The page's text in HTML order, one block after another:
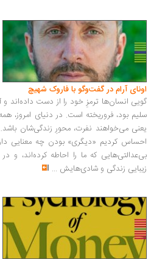
آرام در گفت‌وگو با فاروک شهیچ‭
انسان‌ها ترمزِ خود را از دست داده‌اند و آن کُدِ
بود، فروریخته است. در دنیای امروز، همه
می‌خواهند نفرت، محورِ زندگی‌شان باشد... ما
کردیم «دیگری» بودن چه معنایی دارد...
که ما را احاطه کرده‌اند، و در عین
زندگی و شادی‌هایش...